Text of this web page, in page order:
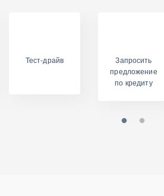
Тест-драйв
Запросить
предложение
по кредиту